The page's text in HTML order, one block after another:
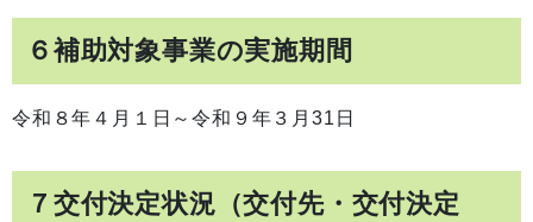
６補助対象事業の実施期間
令和８年４月１日～令和９年３月31日
７交付決定状況（交付先・交付決定